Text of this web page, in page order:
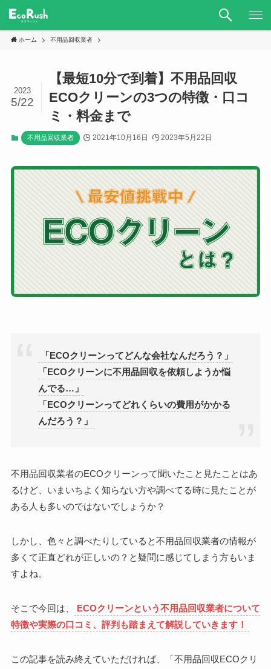
ホーム 不用品回収業者
【最短10分で到着】不用品回収
ECOクリーンの3つの特徴・口コ
ミ・料金まで
2023
5/22
不用品回収業者 2021年10月16日 2023年5月22日
「ECOクリーンってどんな会社なんだろう？」
「ECOクリーンに不用品回収を依頼しようか悩
んでる…」
「ECOクリーンってどれくらいの費用がかかる
んだろう？」
不用品回収業者のECOクリーンって聞いたこと見たことはあ
るけど、いまいちよく知らない方や調べてる時に見たことが
ある人も多いのではないでしょうか？
しかし、色々と調べたりしていると不用品回収業者の情報が
多くて正直どれが正しいの？と疑問に感じてしまう方もいま
すよね。
そこで今回は、
ECOクリーンという不用品回収業者について
特徴や実際の口コミ、評判も踏まえて解説していきます！
この記事を読み終えていただければ、「不用品回収ECOクリ